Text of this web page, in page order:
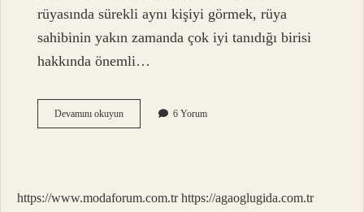
rüyasında sürekli aynı kişiyi görmek, rüya
sahibinin yakın zamanda çok iyi tanıdığı birisi
hakkında önemli…
Devamını okuyunRüyada
Neden
6 Yorum
https://www.modaforum.com.tr https://agaoglugida.com.tr